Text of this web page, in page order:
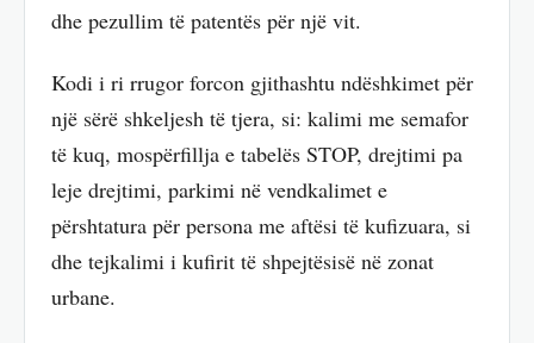
dhe pezullim të patentës për një vit.
Kodi i ri rrugor forcon gjithashtu ndëshkimet për
një sërë shkeljesh të tjera, si: kalimi me semafor
të kuq, mospërfillja e tabelës STOP, drejtimi pa
leje drejtimi, parkimi në vendkalimet e
përshtatura për persona me aftësi të kufizuara, si
dhe tejkalimi i kufirit të shpejtësisë në zonat
urbane.